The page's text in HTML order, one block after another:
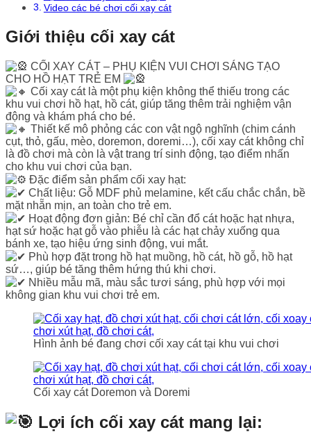
Video các bé chơi cối xay cát
Giới thiệu cối xay cát
CỐI XAY CÁT – PHỤ KIỆN VUI CHƠI SÁNG TẠO
CHO HỒ HẠT TRẺ EM
Cối xay cát là một phụ kiện không thể thiếu trong các
khu vui chơi hồ hạt, hồ cát, giúp tăng thêm trải nghiệm vận
động và khám phá cho bé.
Thiết kế mô phỏng các con vật ngộ nghĩnh (chim cánh
cụt, thỏ, gấu, mèo, doremon, doremi…), cối xay cát không chỉ
là đồ chơi mà còn là vật trang trí sinh động, tạo điểm nhấn
cho khu vui chơi của bạn.
Đặc điểm sản phẩm cối xay hạt:
Chất liệu: Gỗ MDF phủ melamine, kết cấu chắc chắn, bề
mặt nhẵn mịn, an toàn cho trẻ em.
Hoạt động đơn giản: Bé chỉ cần đổ cát hoặc hạt nhựa,
hạt sứ hoặc hạt gỗ vào phiễu là các hạt chảy xuống qua
bánh xe, tạo hiệu ứng sinh động, vui mắt.
Phù hợp đặt trong hồ hạt muồng, hồ cát, hồ gỗ, hồ hạt
sứ…, giúp bé tăng thêm hứng thú khi chơi.
Nhiều mẫu mã, màu sắc tươi sáng, phù hợp với mọi
không gian khu vui chơi trẻ em.
Hình ảnh bé đang chơi cối xay cát tại khu vui chơi
Cối xay cát Doremon và Doremi
Lợi ích cối xay cát mang lại: